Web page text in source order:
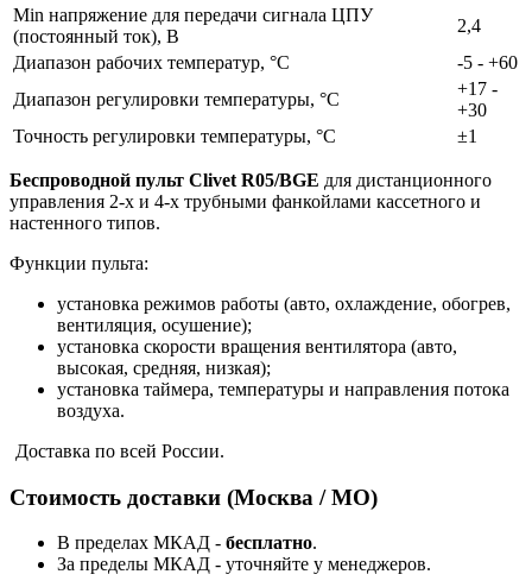
Min напряжение для передачи сигнала ЦПУ
(постоянный ток), В
2,4
Диапазон рабочих температур, °C
-5 - +60
Диапазон регулировки температуры, °C
+17 -
+30
Точность регулировки температуры, °C
±1
Беспроводной пульт Clivet R05/BGE для дистанционного
управления 2-х и 4-х трубными фанкойлами кассетного и
настенного типов.
Функции пульта:
установка режимов работы (авто, охлаждение, обогрев,
вентиляция, осушение);
установка скорости вращения вентилятора (авто,
высокая, средняя, низкая);
установка таймера, температуры и направления потока
воздуха.
Доставка по всей России.
Стоимость доставки (Москва / МО)
В пределах МКАД - бесплатно.
За пределы МКАД - уточняйте у менеджеров.